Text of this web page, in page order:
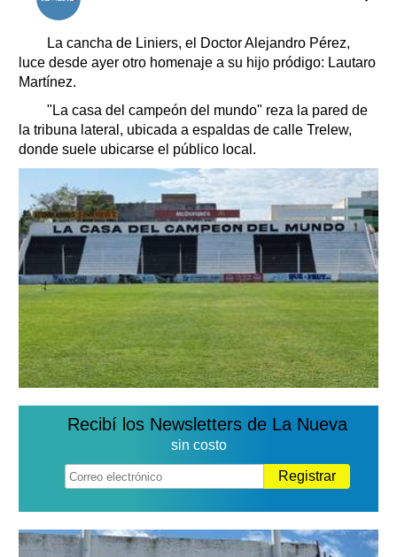
Clasificados
Suplementos
Servicios
Transportes
Loterías
Datos Útiles
Fúnebres
Edictos
Teléfonos de urgencia
La cancha de Liniers, el Doctor Alejandro Pérez,
luce desde ayer otro homenaje a su hijo pródigo: Lautaro
Martínez.
"La casa del campeón del mundo" reza la pared de
la tribuna lateral, ubicada a espaldas de calle Trelew,
donde suele ubicarse el público local.
Recibí los Newsletters de La Nueva
sin costo
Registrar